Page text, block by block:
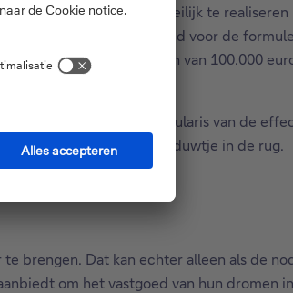
(een looptijd die moeilijk te realiseren
De gemiddelde looptijd voor de
het project, maar gaan van 100.000
– dat is de titularis van de
hun (klein)kinderen een duwtje in de rug.
brengen. Dat kan echter alleen als de
om het vastgoed van hun dromen